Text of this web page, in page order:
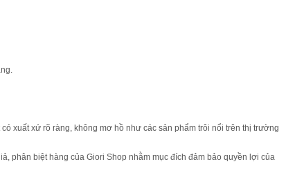
xuất xứ rõ ràng, không mơ hồ như các sản phẩm trôi nổi trên thị trường
phân biệt hàng của Giori Shop nhằm mục đích đảm bảo quyền lợi của